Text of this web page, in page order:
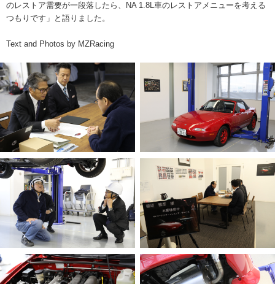
のレストア需要が一段落したら、NA 1.8L車のレストアメニューを考える
つもりです」と語りました。
Text and Photos by MZRacing